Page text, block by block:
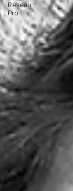
Réseau
Pro